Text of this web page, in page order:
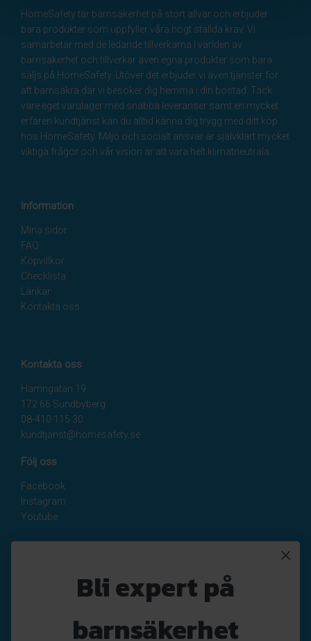
HomeSafety tar barnsäkerhet på stort allvar och erbjuder
bara produkter som uppfyller våra högt ställda krav. Vi
samarbetar med de ledande tillverkarna i världen av
barnsäkerhet och tillverkar även egna produkter som bara
säljs på HomeSafety. Utöver det erbjuder vi även tjänster för
att barnsäkra där vi besöker dig hemma i din bostad. Tack
vare eget varulager med snabba leveranser samt en mycket
erfaren kundtjänst kan du alltid känna dig trygg med ditt köp
hos HomeSafety. Miljö och socialt ansvar är självklart mycket
viktiga frågor och vår vision är att vara helt klimatneutrala.
Information
Mina sidor
FAQ
Köpvillkor
Checklista
Länkar
Kontakta oss
Kontakta oss
Hamngatan 19
172 66 Sundbyberg
08-410 115 30
kundtjanst@homesafety.se
Följ oss
Facebook
Instagram
Youtube
Nyhetsbrev
Avregistrera
Bli expert på
barnsäkerhet